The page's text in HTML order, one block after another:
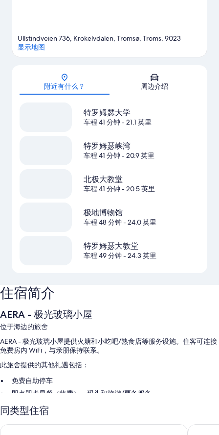
Ullstindveien 736, Krokelvdalen, Tromsø, Troms, 9023
显示地图
附近有什么？ 周边介绍
特罗姆瑟大学
车程 41 分钟- 21.1 英里
特罗姆瑟峡湾
车程 41 分钟- 20.9 英里
北极大教堂
车程 41 分钟- 20.5 英里
极地博物馆
车程 48 分钟- 24.0 英里
特罗姆瑟大教堂
车程 49 分钟- 24.3 英里
住宿简介
AERA - 极光玻璃小屋
位于海边的旅舍
AERA - 极光玻璃小屋提供火塘和小吃吧/熟食店等服务设施。住客可连接
免费房内 WiFi，与亲朋保持联系。
此旅舍提供的其他礼遇包括：
免费自助停车
即点即煮早餐（收费）、码头和旅游/票务服务
当地送餐服务、宴会厅和礼品店
客房特色
同类型住宿
特罗姆瑟舒适快捷酒店 索马罗